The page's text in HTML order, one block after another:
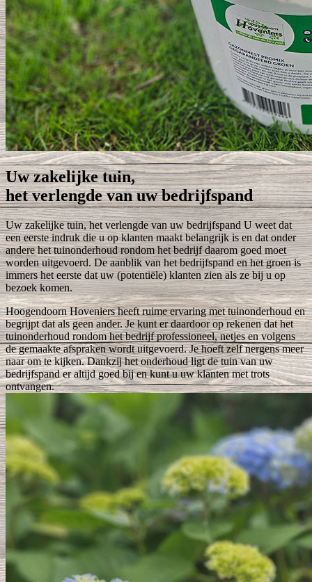
Uw zakelijke tuin,
het verlengde van uw bedrijfspand
Uw zakelijke tuin, het verlengde van uw bedrijfspand U weet dat
een eerste indruk die u op klanten maakt belangrijk is en dat onder
andere het tuinonderhoud rondom het bedrijf daarom goed moet
worden uitgevoerd. De aanblik van het bedrijfspand en het groen is
immers het eerste dat uw (potentiële) klanten zien als ze bij u op
bezoek komen.
Hoogendoorn Hoveniers heeft ruime ervaring met tuinonderhoud en
begrijpt dat als geen ander. Je kunt er daardoor op rekenen dat het
tuinonderhoud rondom het bedrijf professioneel, netjes en volgens
de gemaakte afspraken wordt uitgevoerd. Je hoeft zelf nergens meer
naar om te kijken. Dankzij het onderhoud ligt de tuin van uw
bedrijfspand er altijd goed bij en kunt u uw klanten met trots
ontvangen.